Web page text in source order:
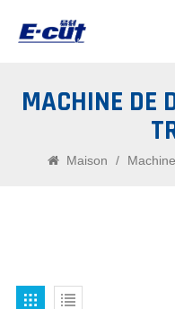
MACHINE DE
Maison /